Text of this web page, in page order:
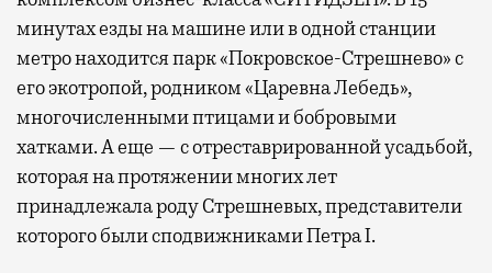
минутах езды на машине или в одной станции
метро находится парк «Покровское-Стрешнево» с
его экотропой, родником «Царевна Лебедь»,
многочисленными птицами и бобровыми
хатками. А еще — с отреставрированной усадьбой,
которая на протяжении многих лет
принадлежала роду Стрешневых, представители
которого были сподвижниками Петра I.